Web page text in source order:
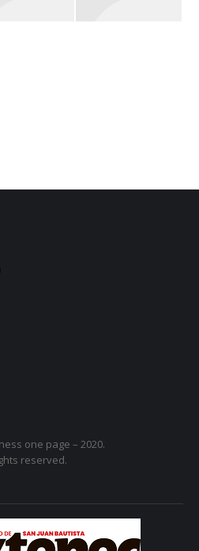
one page – 2020.
reserved.